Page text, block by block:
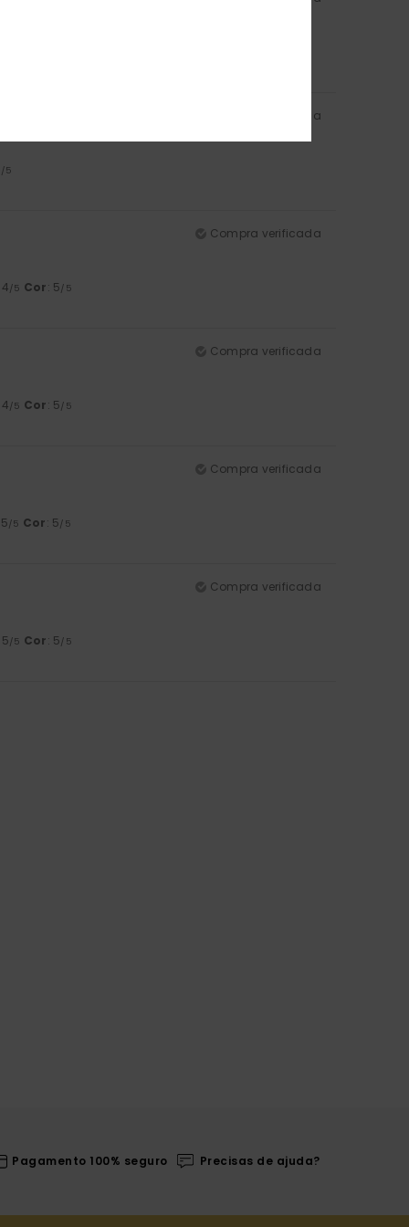
Compra verificada
/5
Compra verificada
/5 Cor: 5 /5
Compra verificada
/5 Cor: 5 /5
Compra verificada
/5 Cor: 5 /5
Compra verificada
/5 Cor: 5 /5
Pagamento 100% seguro Precisas de ajuda?